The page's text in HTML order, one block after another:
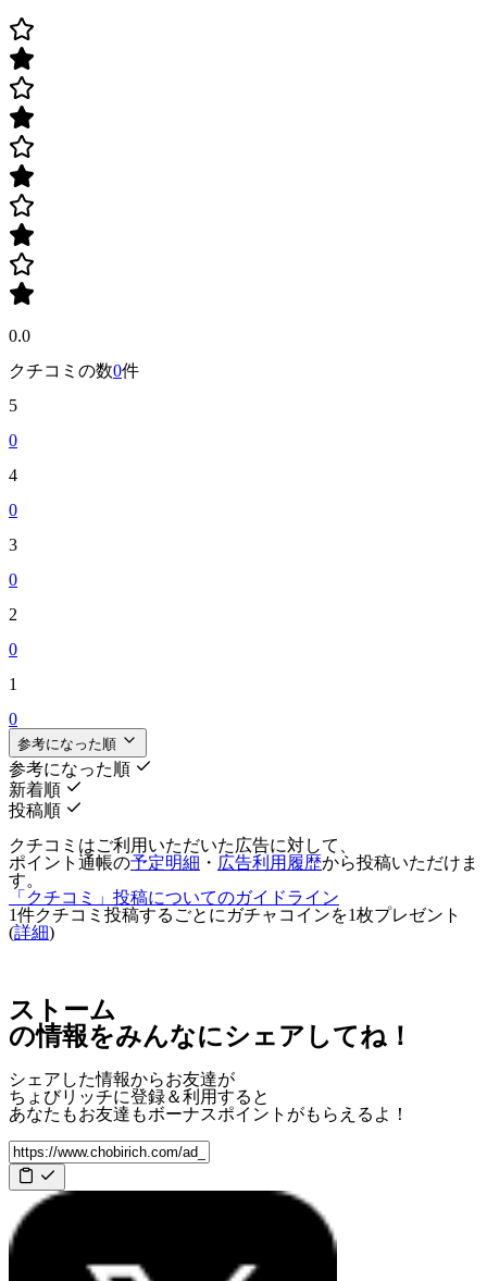
0.0
クチコミの数0件
5
0
4
0
3
0
2
0
1
0
参考になった順
参考になった順
新着順
投稿順
クチコミはご利用いただいた広告に対して、
ポイント通帳の予定明細 ・ 広告利用履歴から投稿いただけま
す。
「クチコミ」投稿についてのガイドライン
1件クチコミ投稿するごとに ガチャコインを1枚プレゼント
(詳細)
ストーム
の情報をみんなにシェアしてね！
シェアした情報からお友達が
ちょびリッチに登録＆利用すると
あなたもお友達もボーナスポイント がもらえるよ！